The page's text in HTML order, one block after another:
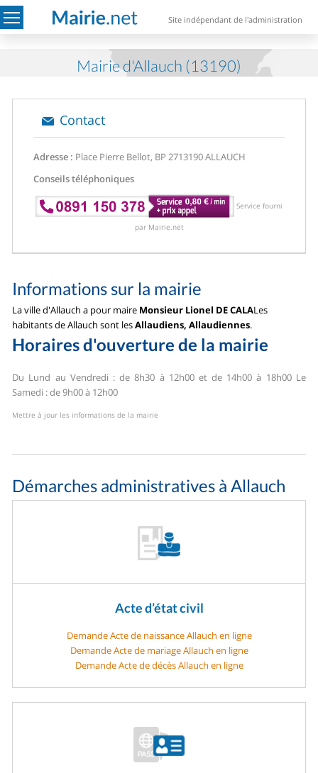
Site indépendant de l'administration
Mairie d'Allauch (13190)
Contact
Adresse : Place Pierre Bellot, BP 2713190 ALLAUCH
Conseils téléphoniques
Service fourni
par Mairie.net
Informations sur la mairie
La ville d'Allauch a pour maire Monsieur Lionel DE CALALes
habitants de Allauch sont lesAllaudiens, Allaudiennes.
Horaires d'ouverture de la mairie
Du Lund au Vendredi : de 8h30 à 12h00 et de 14h00 à 18h00Le
Samedi : de 9h00 à 12h00
Mettre à jour les informations de la mairie
Démarches administratives à Allauch
Acte d’état civil
Demande Acte de naissance Allauch en ligne
Demande Acte de mariage Allauch en ligne
Demande Acte de décès Allauch en ligne